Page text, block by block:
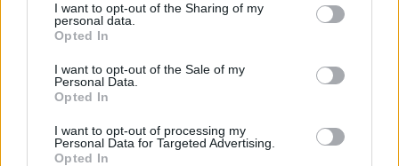
I want to opt-out of the Sharing of my
personal data.
Opted In
I want to opt-out of the Sale of my
Personal Data.
Opted In
I want to opt-out of processing my
Personal Data for Targeted Advertising.
Opted In